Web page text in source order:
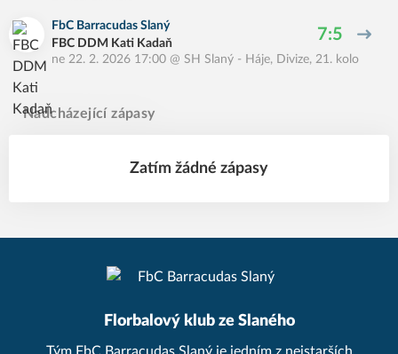
FbC Barracudas Slaný
FBC DDM Kati Kadaň
7:5
ne 22. 2. 2026 17:00 @ SH Slaný - Háje, Divize, 21. kolo
Nadcházející zápasy
Zatím žádné zápasy
Florbalový klub ze Slaného